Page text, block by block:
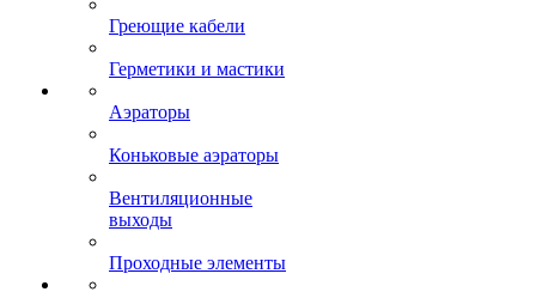
Греющие кабели
Герметики и мастики
Аэраторы
Коньковые аэраторы
Вентиляционные
выходы
Проходные элементы